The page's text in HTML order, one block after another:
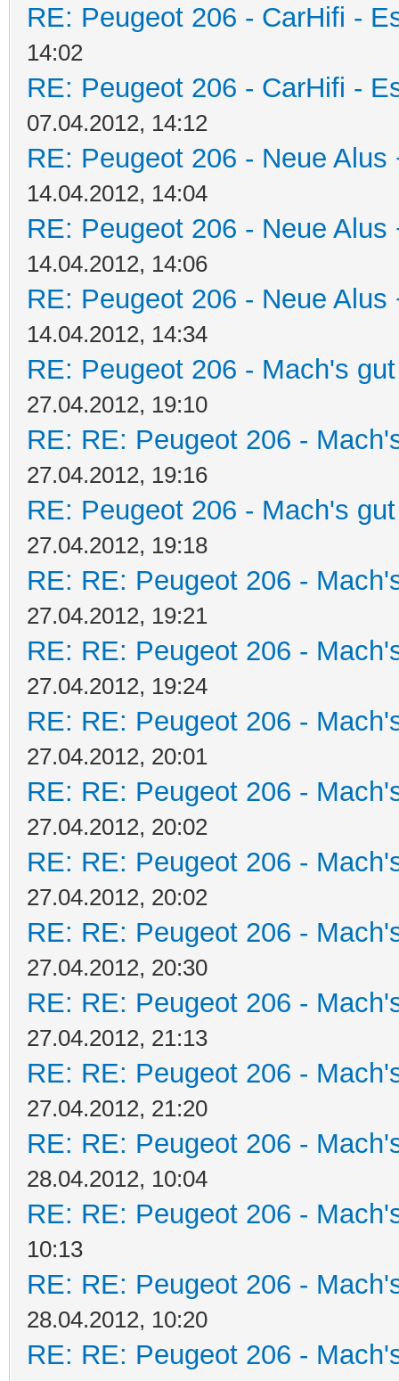
RE: Peugeot 206 - CarHifi -
14:02
RE: Peugeot 206 - CarHifi -
07.04.2012, 14:12
RE: Peugeot 206 - Neue Alus
14.04.2012, 14:04
RE: Peugeot 206 - Neue Alus
14.04.2012, 14:06
RE: Peugeot 206 - Neue Alus
14.04.2012, 14:34
RE: Peugeot 206 - Mach's
27.04.2012, 19:10
RE: RE: Peugeot 206 -
27.04.2012, 19:16
RE: Peugeot 206 - Mach's
27.04.2012, 19:18
RE: RE: Peugeot 206 -
27.04.2012, 19:21
RE: RE: Peugeot 206 -
27.04.2012, 19:24
RE: RE: Peugeot 206 -
27.04.2012, 20:01
RE: RE: Peugeot 206 -
27.04.2012, 20:02
RE: RE: Peugeot 206 -
27.04.2012, 20:02
RE: RE: Peugeot 206 -
27.04.2012, 20:30
RE: RE: Peugeot 206 -
27.04.2012, 21:13
RE: RE: Peugeot 206 -
27.04.2012, 21:20
RE: RE: Peugeot 206 -
28.04.2012, 10:04
RE: RE: Peugeot 206 -
10:13
RE: RE: Peugeot 206 -
28.04.2012, 10:20
RE: RE: Peugeot 206 -